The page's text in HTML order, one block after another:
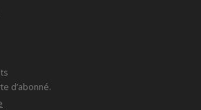
d’abonné.